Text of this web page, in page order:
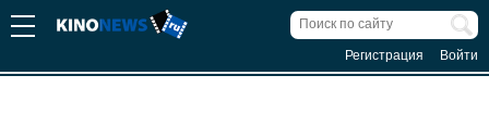
Регистрация Войти